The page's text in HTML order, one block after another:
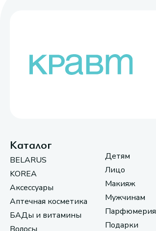
Каталог
BELARUS
KOREA
Аксессуары
Аптечная косметика
БАДы и витамины
Детям
Лицо
Макияж
Мужчинам
Парфюмерия
Подарки